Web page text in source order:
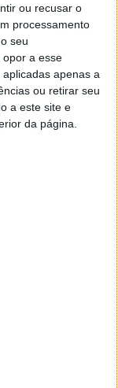
ou recusar o
processamento
seu
opor a esse
apenas a
ou retirar seu
a este site e
da página.
e séries
1 COMENTÁRIO
estamos
das mais